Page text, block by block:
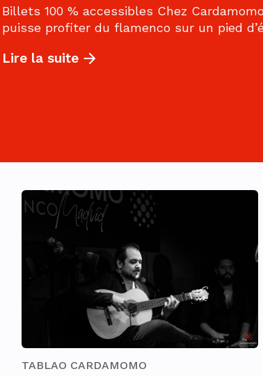
Billets 100 % accessibles Chez
puisse profiter du flamenco sur un pied
Lire la suite
TABLAO CARDAMOMO